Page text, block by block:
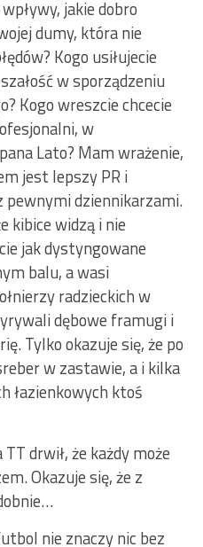
jakie dobro
dumy, która nie
Kogo usiłujecie
w sporządzeniu
Kogo wreszcie chcecie
w
Lato? Mam wrażenie,
jest lepszy PR i
pewnymi dziennikarzami.
kibice widzą i nie
jak dystyngowane
balu, a wasi
radzieckich w
dębowe framugi i
Tylko okazuje się, że po
w zastawie, a i kilka
łazienkowych ktoś
drwił, że każdy może
Okazuje się, że z
nie znaczy nic bez